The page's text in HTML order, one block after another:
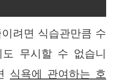
려면 식습관만큼 수
무시할 수 없습니
식욕에 관여하는 호